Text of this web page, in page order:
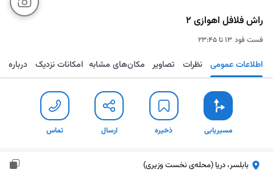
راش فلافل اهوازی ۲
فست فود ۱۳ تا ۲۳:۴۵
مسیریابی ذخیره ارسال تماس اطلاعات عمومی نظرات تصاویر مکان‌های مشابه امکانات نزدیک درباره
مسیریابی ذخیره ارسال تماس
بابلسر، دریا (محله‌ی نخست وزیری)